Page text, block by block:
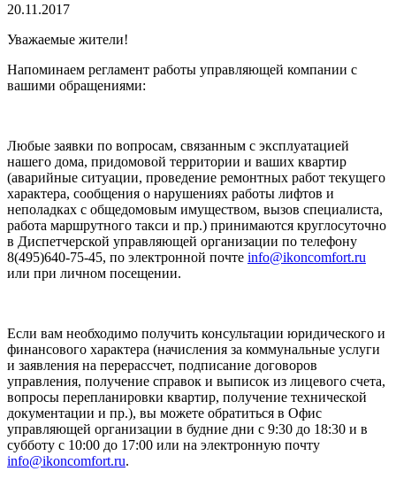
20.11.2017
Уважаемые жители!
Напоминаем регламент работы управляющей компании с
вашими обращениями:
Любые заявки по вопросам, связанным с эксплуатацией
нашего дома, придомовой территории и ваших квартир
(аварийные ситуации, проведение ремонтных работ текущего
характера, сообщения о нарушениях работы лифтов и
неполадках с общедомовым имуществом, вызов специалиста,
работа маршрутного такси и пр.) принимаются круглосуточно
в Диспетчерской управляющей организации по телефону
8(495)640-75-45, по электронной почте info@ikoncomfort.ru
или при личном посещении.
Если вам необходимо получить консультации юридического и
финансового характера (начисления за коммунальные услуги
и заявления на перерассчет, подписание договоров
управления, получение справок и выписок из лицевого счета,
вопросы перепланировки квартир, получение технической
документации и пр.), вы можете обратиться в Офис
управляющей организации в будние дни с 9:30 до 18:30 и в
субботу с 10:00 до 17:00 или на электронную почту
info@ikoncomfort.ru.